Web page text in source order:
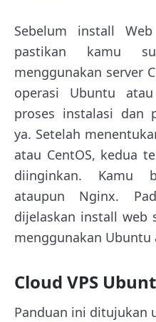
Sebelum install
pastikan kamu
menggunakan server
operasi Ubuntu
proses instalasi dan
ya. Setelah
atau CentOS, kedua
diinginkan. Kamu
ataupun Nginx.
dijelaskan install web
menggunakan Ubuntu
Cloud VPS
Panduan ini ditujukan